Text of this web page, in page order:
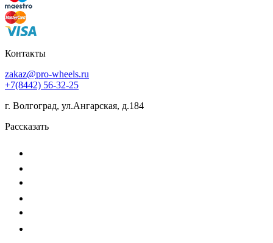
Контакты
zakaz@pro-wheels.ru
+7(8442) 56-32-25
г. Волгоград, ул.Ангарская, д.184
Рассказать